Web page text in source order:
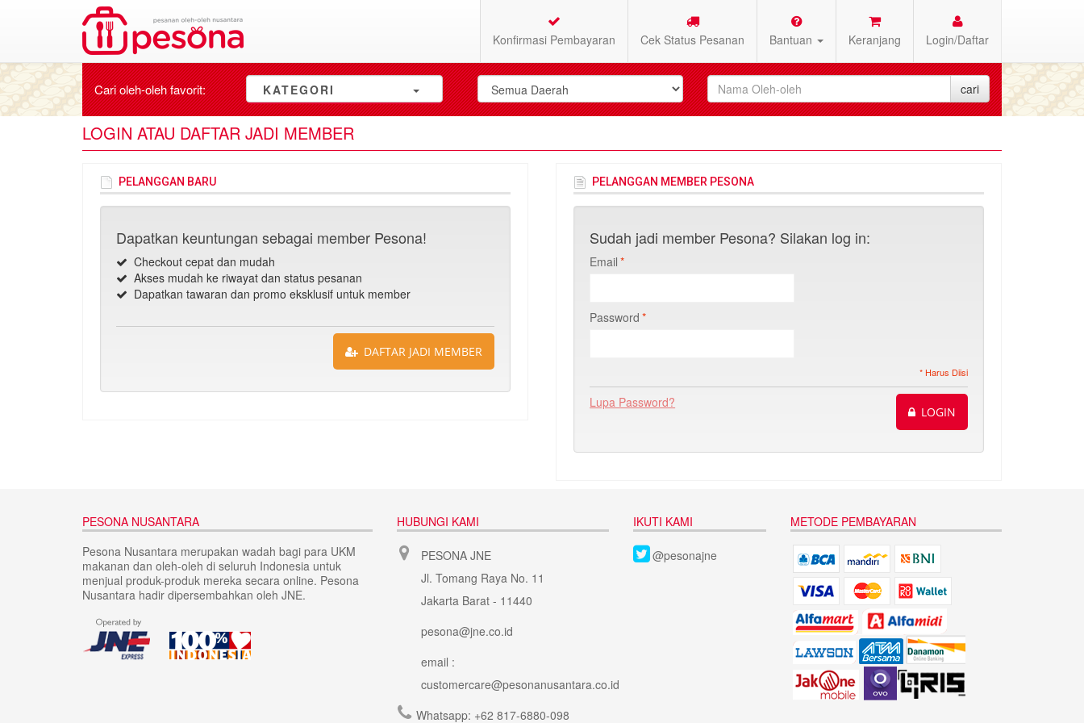
Konfirmasi Pembayaran Cek Status Pesanan Bantuan Keranjang Login/Daftar
Cari oleh-olehfavorit: KATEGORI
LOGIN ATAU DAFTAR JADI MEMBER
PELANGGAN BARU
Dapatkan keuntungan sebagai member Pesona!
Checkout cepat dan mudah
Akses mudah ke riwayat dan status pesanan
Dapatkan tawaran dan promo eksklusif untuk member
DAFTAR JADI MEMBER
PELANGGAN MEMBER PESONA
Sudah jadi member Pesona? Silakan log in:
*
Email
*
Password
* Harus Diisi
Lupa Password?
LOGIN
PESONA NUSANTARA
Pesona Nusantara merupakan wadah bagi para UKM
makanan dan oleh-oleh di seluruh Indonesia untuk
menjual produk-produk mereka secara online. Pesona
Nusantara hadir dipersembahkan oleh JNE.
HUBUNGI KAMI
PESONA JNE
Jl. Tomang Raya No. 11
Jakarta Barat - 11440
pesona@jne.co.id
email :
customercare@pesonanusantara.co.id
Whatsapp: +62 817-6880-098
IKUTI KAMI
@pesonajne
METODE PEMBAYARAN